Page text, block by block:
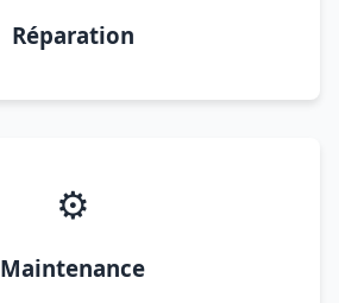
Réparation
⚙️
Maintenance